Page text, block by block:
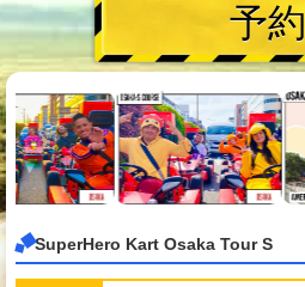
予約
SuperHero Kart Osaka Tour S